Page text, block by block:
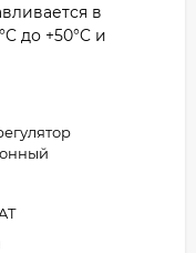
в
до +50°C​ и